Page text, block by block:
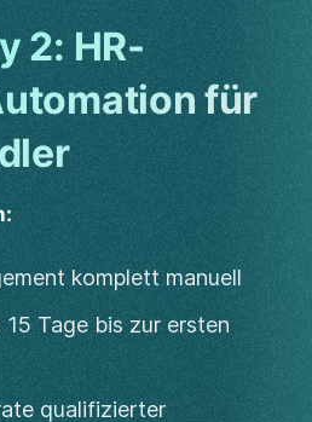
2: HR-
für
komplett manuell
Tage bis zur ersten
qualifizierter